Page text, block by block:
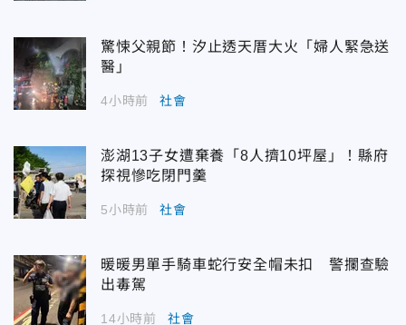
驚悚父親節！汐止透天厝大火「婦人緊急送
醫」
4小時前 社會
澎湖13子女遭棄養「8人擠10坪屋」！縣府
探視慘吃閉門羹
5小時前 社會
暖暖男單手騎車蛇行安全帽未扣 警攔查驗
出毒駕
14小時前 社會